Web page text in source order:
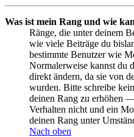
Was ist mein Rang und wie
Ränge, die unter deinem
wie viele Beiträge du
bestimmte Benutzer wie
Normalerweise kannst du
direkt ändern, da sie von
wurden. Bitte schreibe
deinen Rang zu erhöhen
Verhalten nicht und ein
deinen Rang unter
Nach oben